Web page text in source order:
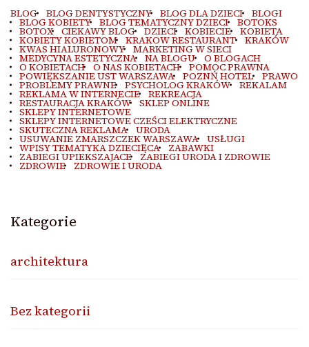
BLOG BLOG DENTYSTYCZNY BLOG DLA DZIECI BLOGI
BLOG KOBIETY BLOG TEMATYCZNY DZIECI BOTOKS
BOTOX CIEKAWY BLOG DZIECI KOBIECIE KOBIETA
KOBIETY KOBIETOM KRAKOW RESTAURANT KRAKÓW
KWAS HIALURONOWY MARKETING W SIECI
MEDYCYNA ESTETYCZNA NA BLOGU O BLOGACH
O KOBIETACH O NAS KOBIETACH POMOC PRAWNA
POWIĘKSZANIE UST WARSZAWA POZNŃ HOTEL PRAWO
PROBLEMY PRAWNE PSYCHOLOG KRAKÓW REKALAM
REKLAMA W INTERNECIE REKREACJA
RESTAURACJA KRAKÓW SKLEP ONLINE
SKLEPY INTERNETOWE
SKLEPY INTERNETOWE CZEŚCI ELEKTRYCZNE
SKUTECZNA REKLAMA URODA
USUWANIE ZMARSZCZEK WARSZAWA USŁUGI
WPISY TEMATYKA DZIECIĘCA ZABAWKI
ZABIEGI UPIEKSZAJACE ZABIEGI URODA I ZDROWIE
ZDROWIE ZDROWIE I URODA
Kategorie
architektura
Bez kategorii